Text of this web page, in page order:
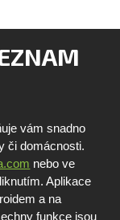
vám snadno
či domácnosti.
nebo ve
Aplikace
a na
funkce jsou